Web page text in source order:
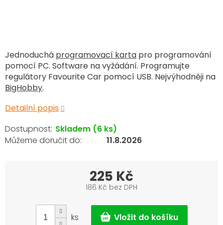
Jednoduchá programovací karta pro programování
pomocí PC. Software na vyžádání. Programujte
regulátory Favourite Car pomocí USB. Nejvýhodněji na
BigHobby.
Detailní popis
Skladem (6 ks)
11.8.2026
225 Kč
186 Kč bez DPH
cena:
ks